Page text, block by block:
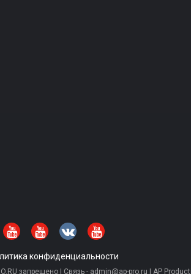
конфиденциальности
запрещено | Связь - admin@ap-pro.ru | AP